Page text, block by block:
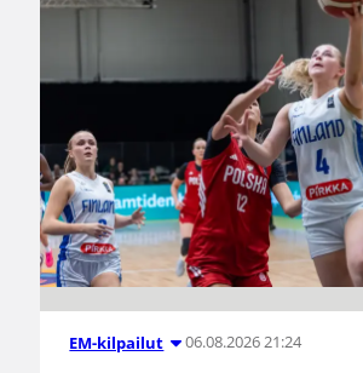
EM-kilpailut 06.08.2026 21:24